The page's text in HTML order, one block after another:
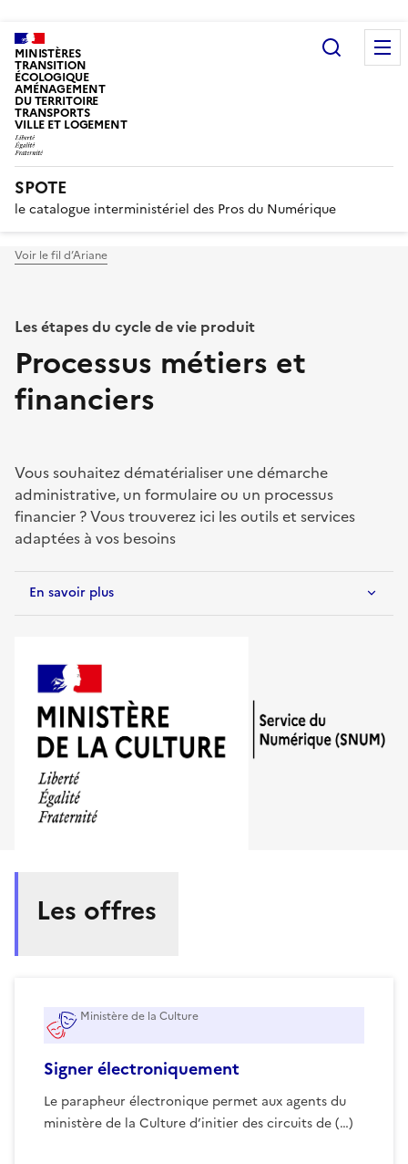
MINISTÈRES
TRANSITION
ÉCOLOGIQUE
AMÉNAGEMENT
DU TERRITOIRE
TRANSPORTS
VILLE ET LOGEMENT
SPOTE
le catalogue interministériel des Pros du Numérique
Voir le fil d’Ariane
Les étapes du cycle de vie produit
Processus métiers et
financiers
Vous souhaitez dématérialiser une démarche
administrative, un formulaire ou un processus
financier ? Vous trouverez ici les outils et services
adaptées à vos besoins
En savoir plus
Les offres
Signer électroniquement
Ministère de la Culture
Le parapheur électronique permet aux agents du
ministère de la Culture d’initier des circuits de (…)